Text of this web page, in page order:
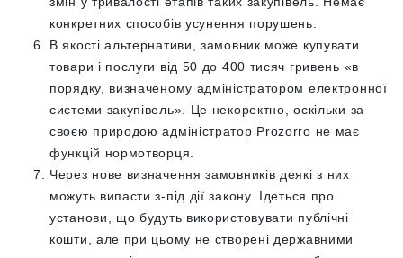
конкретних способів усунення порушень.
В якості альтернативи, замовник може купувати
товари і послуги від 50 до 400 тисяч гривень «в
порядку, визначеному адміністратором електронної
системи закупівель». Це некоректно, оскільки за
своєю природою адміністратор Prozorro не має
функцій нормотворця.
Через нове визначення замовників деякі з них
можуть випасти з-під дії закону. Ідеться про
установи, що будуть використовувати публічні
кошти, але при цьому не створені державними